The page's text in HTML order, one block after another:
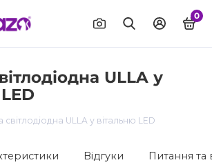
0
ULLA у
ULLA у вітальню LED
Відгуки Питання та